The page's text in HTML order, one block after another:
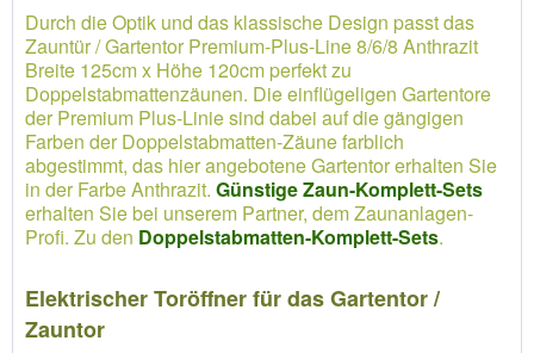
Durch die Optik und das klassische Design passt das
Zauntür / Gartentor Premium-Plus-Line 8/6/8 Anthrazit
Breite 125cm x Höhe 120cm perfekt zu
Doppelstabmattenzäunen. Die einflügeligen Gartentore
der Premium Plus-Linie sind dabei auf die gängigen
Farben der Doppelstabmatten-Zäune farblich
abgestimmt, das hier angebotene Gartentor erhalten Sie
in der Farbe Anthrazit. Günstige Zaun-Komplett-Sets
erhalten Sie bei unserem Partner, dem Zaunanlagen-
Profi. Zu den Doppelstabmatten-Komplett-Sets.
Elektrischer Toröffner für das Gartentor /
Zauntor